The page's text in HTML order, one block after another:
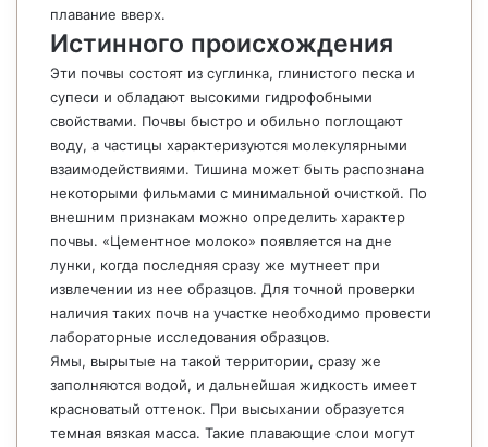
плавание вверх.
Истинного происхождения
Эти почвы состоят из суглинка, глинистого песка и
супеси и обладают высокими гидрофобными
свойствами. Почвы быстро и обильно поглощают
воду, а частицы характеризуются молекулярными
взаимодействиями. Тишина может быть распознана
некоторыми фильмами с минимальной очисткой. По
внешним признакам можно определить характер
почвы. «Цементное молоко» появляется на дне
лунки, когда последняя сразу же мутнеет при
извлечении из нее образцов. Для точной проверки
наличия таких почв на участке необходимо провести
лабораторные исследования образцов.
Ямы, вырытые на такой территории, сразу же
заполняются водой, и дальнейшая жидкость имеет
красноватый оттенок. При высыхании образуется
темная вязкая масса. Такие плавающие слои могут